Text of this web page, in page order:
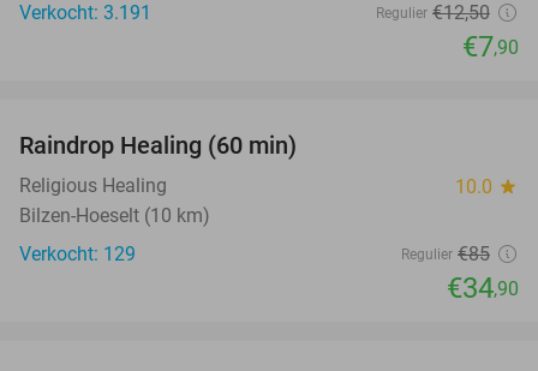
Verkocht: 3.191
Regulier €12,50
€7,90
Raindrop Healing (60 min)
Religious Healing 10.0 star
Bilzen-Hoeselt (10 km)
Verkocht: 129
Regulier €85
€34,90